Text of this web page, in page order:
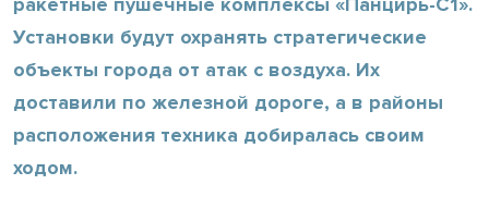
Установки будут охранять стратегические
объекты города от атак с воздуха. Их
доставили по железной дороге, а в районы
расположения техника добиралась своим
ходом.